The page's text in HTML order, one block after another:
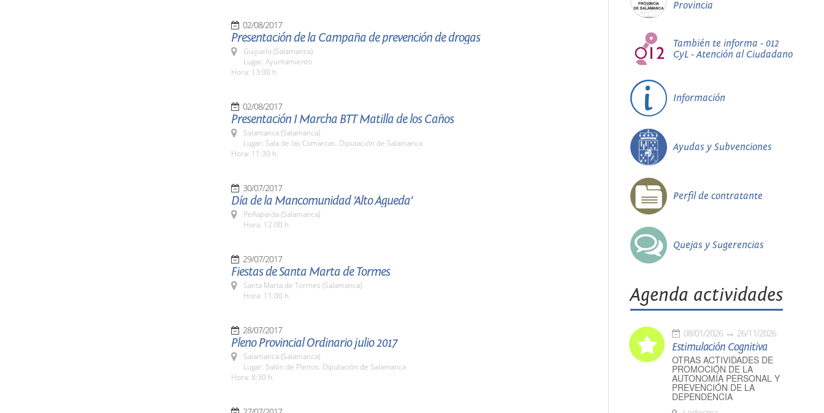
02/08/2017
Presentación de la Campaña de prevención de drogas
Guijuelo (Salamanca)
Lugar: Ayuntamiento
Hora: 13:00 h.
02/08/2017
Presentación I Marcha BTT Matilla de los Caños
Salamanca (Salamanca)
Lugar: Sala de las Comarcas. Diputación de Salamanca
Hora: 11:30 h.
30/07/2017
Día de la Mancomunidad 'Alto Águeda'
Peñaparda (Salamanca)
Hora: 12:00 h.
29/07/2017
Fiestas de Santa Marta de Tormes
Santa Marta de Tormes (Salamanca)
Hora: 11:00 h.
28/07/2017
Pleno Provincial Ordinario julio 2017
Salamanca (Salamanca)
Lugar: Salón de Plenos. Diputación de Salamanca
Hora: 8:30 h.
Provincia
También te informa - 012
CyL - Atención al Ciudadano
Información
Ayudas y Subvenciones
Perfil de contratante
Quejas y Sugerencias
Agenda actividades
08/01/2026 26/11/2026
Estimulación Cognitiva
OTRAS ACTIVIDADES DE
PROMOCIÓN DE LA
AUTONOMÍA PERSONAL Y
PREVENCIÓN DE LA
DEPENDENCIA